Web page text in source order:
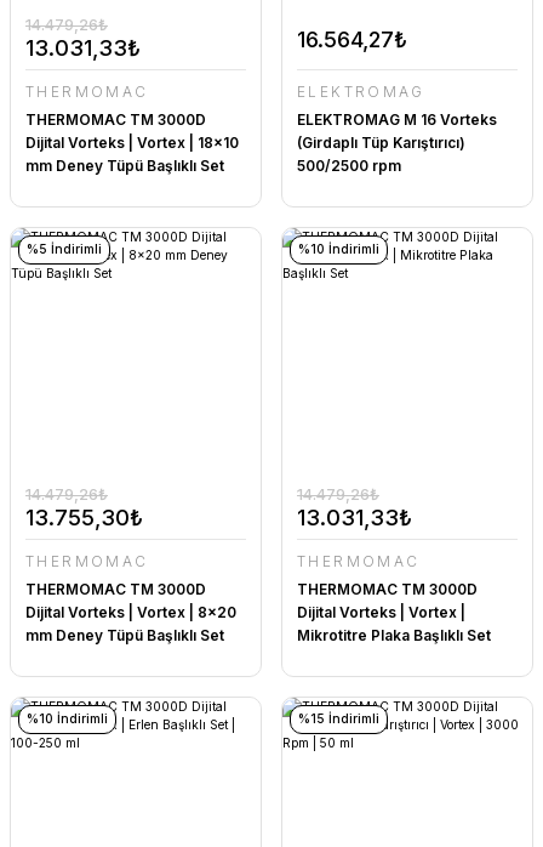
13.031,33₺
14.479,26₺
THERMOMAC
THERMOMAC TM 3000D
Dijital Vorteks | Vortex | 18x10
mm Deney Tüpü Başlıklı Set
16.564,27₺
ELEKTROMAG
ELEKTROMAG M 16 Vorteks
(Girdaplı Tüp Karıştırıcı)
500/2500 rpm
%5 İndirimli
13.755,30₺
14.479,26₺
THERMOMAC
THERMOMAC TM 3000D
Dijital Vorteks | Vortex | 8x20
mm Deney Tüpü Başlıklı Set
%10 İndirimli
13.031,33₺
14.479,26₺
THERMOMAC
THERMOMAC TM 3000D
Dijital Vorteks | Vortex |
Mikrotitre Plaka Başlıklı Set
%10 İndirimli %15 İndirimli